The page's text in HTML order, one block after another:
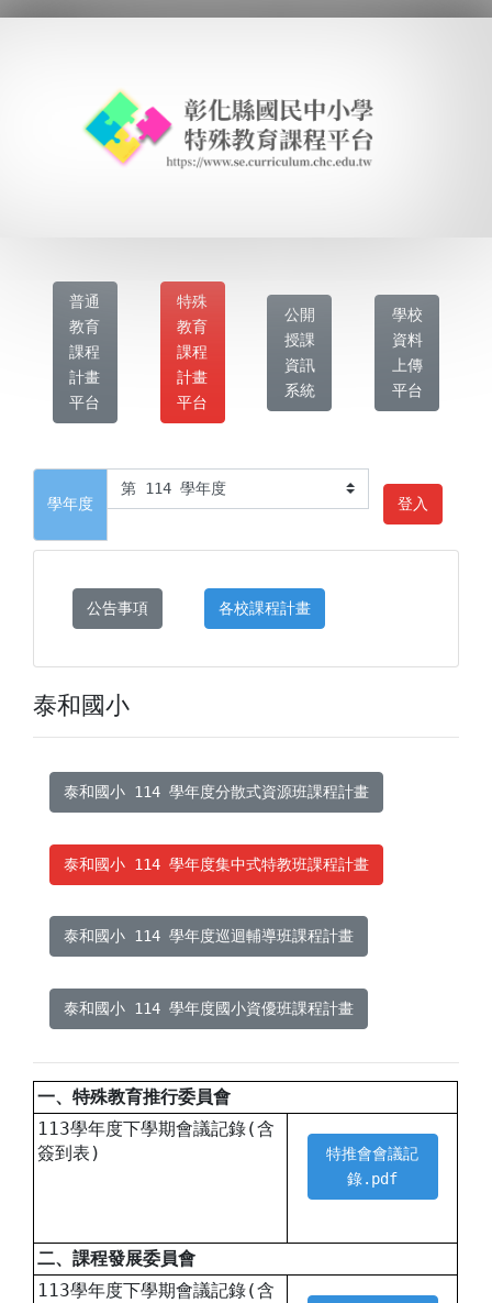
普通
教育
課程
計畫
平台
特殊
教育
課程
計畫
平台
公開
授課
資訊
系統
學校
資料
上傳
平台
學年度 登入
公告事項 各校課程計畫
泰和國小
泰和國小 114 學年度分散式資源班課程計畫
泰和國小 114 學年度集中式特教班課程計畫
泰和國小 114 學年度巡迴輔導班課程計畫
泰和國小 114 學年度國小資優班課程計畫
一、特殊教育推行委員會
113學年度下學期會議記錄(含
簽到表)
特推會會議記
錄.pdf
二、課程發展委員會
113學年度下學期會議記錄(含